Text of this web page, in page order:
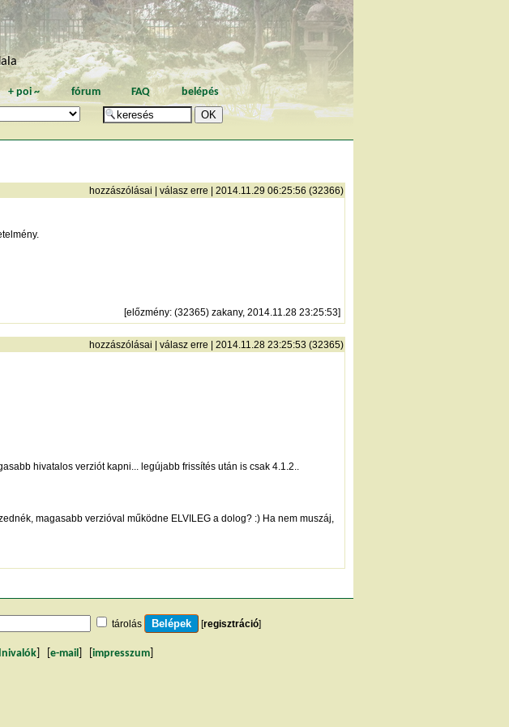
+poi~ fórum FAQ belépés
hozzászólásai válasz erre | 2014.11.29 06:25:56 (32366)
[előzmény: (32365) zakany, 2014.11.28 23:25:53]
hozzászólásai válasz erre | 2014.11.28 23:25:53 (32365)
hivatalos verziót kapni... legújabb frissítés után is csak 4.1.2..
magasabb verzióval működne ELVILEG a dolog? :) Ha nem muszáj,
tárolás [regisztráció]
e-mail impresszum